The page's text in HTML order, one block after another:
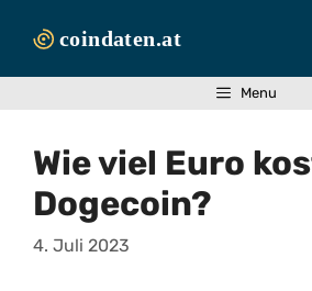
Inhalt
Menu
Wie viel Euro
Dogecoin?
4. Juli 2023